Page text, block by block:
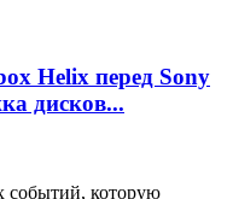
Helix перед Sony
дисков...
событий, которую